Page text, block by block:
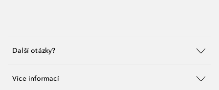
Další otázky?
Více informací